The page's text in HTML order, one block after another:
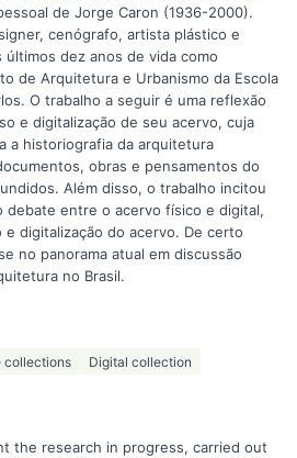
de Jorge Caron (1936-2000).
cenógrafo, artista plástico e
dez anos de vida como
de Arquitetura e Urbanismo da Escola
O trabalho a seguir é uma reflexão
e digitalização de seu acervo, cuja
a historiografia da arquitetura
obras e pensamentos do
Além disso, o trabalho incitou
debate entre o acervo físico e digital,
digitalização do acervo. De certo
no panorama atual em discussão
no Brasil.
collections Digital collection
the research in progress, carried out